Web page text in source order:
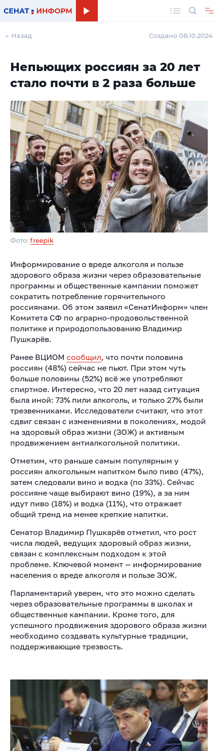
← Назад Создано 08.10.2024
Непьющих россиян за 20 лет
стало почти в 2 раза больше
Фото: freepik
Информирование о вреде алкоголя и пользе
здорового образа жизни через образовательные
программы и общественные кампании поможет
сократить потребление горячительного
россиянами. Об этом заявил «СенатИнформ» член
Комитета СФ по аграрно-продовольственной
политике и природопользованию Владимир
Пушкарёв.
Ранее ВЦИОМ сообщил, что почти половина
россиян (48%) сейчас не пьют. При этом чуть
больше половины (52%) всё же употребляют
спиртное. Интересно, что 20 лет назад ситуация
была иной: 73% пили алкоголь, и только 27% были
трезвенниками. Исследователи считают, что этот
сдвиг связан с изменениями в поколениях, модой
на здоровый образ жизни (ЗОЖ) и активным
продвижением антиалкогольной политики.
Отметим, что раньше самым популярным у
россиян алкогольным напитком было пиво (47%),
затем следовали вино и водка (по 33%). Сейчас
россияне чаще выбирают вино (19%), а за ним
идут пиво (18%) и водка (11%), что отражает
общий тренд на менее крепкие напитки.
Сенатор Владимир Пушкарёв отметил, что рост
числа людей, ведущих здоровый образ жизни,
связан с комплексным подходом к этой
проблеме. Ключевой момент — информирование
населения о вреде алкоголя и пользе ЗОЖ.
Парламентарий уверен, что это можно сделать
через образовательные программы в школах и
общественные кампании. Кроме того, для
успешного продвижения здорового образа жизни
необходимо создавать культурные традиции,
поддерживающие трезвость.